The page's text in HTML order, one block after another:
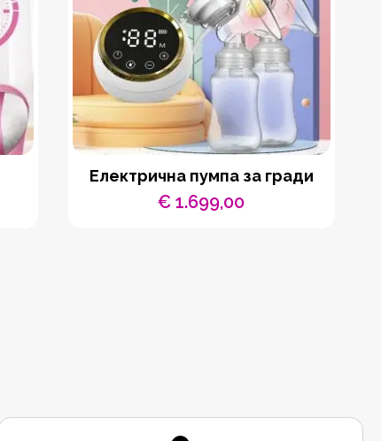
Електрична пумпа за гради
€ 1.699,00